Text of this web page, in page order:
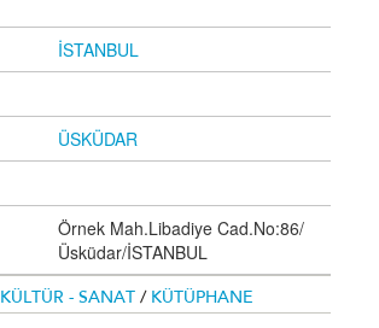
İSTANBUL
ÜSKÜDAR
Örnek Mah.Libadiye Cad.No:86/
Üsküdar/İSTANBUL
KÜLTÜR - SANAT / KÜTÜPHANE